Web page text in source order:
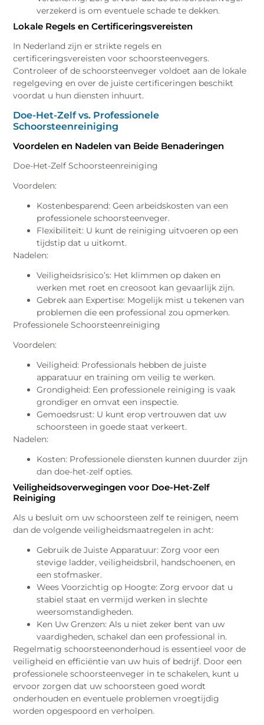
verzekerd is om eventuele schade te dekken.
Lokale Regels en Certificeringsvereisten
In Nederland zijn er strikte regels en
certificeringsvereisten voor schoorsteenvegers.
Controleer of de schoorsteenveger voldoet aan de lokale
regelgeving en over de juiste certificeringen beschikt
voordat u hun diensten inhuurt.
Doe-Het-Zelf vs. Professionele
Schoorsteenreiniging
Voordelen en Nadelen van Beide Benaderingen
Doe-Het-Zelf Schoorsteenreiniging
Voordelen:
Kostenbesparend: Geen arbeidskosten van een
professionele schoorsteenveger.
Flexibiliteit: U kunt de reiniging uitvoeren op een
tijdstip dat u uitkomt.
Nadelen:
Veiligheidsrisico’s: Het klimmen op daken en
werken met roet en creosoot kan gevaarlijk zijn.
Gebrek aan Expertise: Mogelijk mist u tekenen van
problemen die een professional zou opmerken.
Professionele Schoorsteenreiniging
Voordelen:
Veiligheid: Professionals hebben de juiste
apparatuur en training om veilig te werken.
Grondigheid: Een professionele reiniging is vaak
grondiger en omvat een inspectie.
Gemoedsrust: U kunt erop vertrouwen dat uw
schoorsteen in goede staat verkeert.
Nadelen:
Kosten: Professionele diensten kunnen duurder zijn
dan doe-het-zelf opties.
Veiligheidsoverwegingen voor Doe-Het-Zelf
Reiniging
Als u besluit om uw schoorsteen zelf te reinigen, neem
dan de volgende veiligheidsmaatregelen in acht:
Gebruik de Juiste Apparatuur: Zorg voor een
stevige ladder, veiligheidsbril, handschoenen, en
een stofmasker.
Wees Voorzichtig op Hoogte: Zorg ervoor dat u
stabiel staat en vermijd werken in slechte
weersomstandigheden.
Ken Uw Grenzen: Als u niet zeker bent van uw
vaardigheden, schakel dan een professional in.
Regelmatig schoorsteenonderhoud is essentieel voor de
veiligheid en efficiëntie van uw huis of bedrijf. Door een
professionele schoorsteenveger in te schakelen, kunt u
ervoor zorgen dat uw schoorsteen goed wordt
onderhouden en eventuele problemen vroegtijdig
worden opgespoord en verholpen.